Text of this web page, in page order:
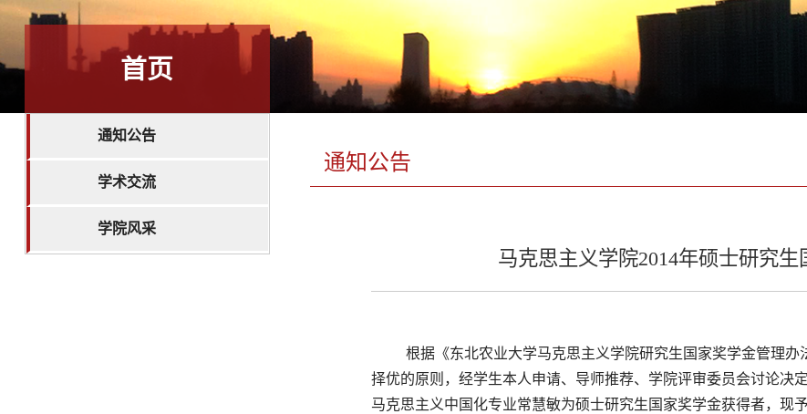
首页
通知公告
学术交流
学院风采
通知公告
马克思主义学院2014年硕士研究
根据《东北农业大学马克思主义学院研究生国家奖学金管理办
择优的原则，经学生本人申请、导师推荐、学院评审委员会讨论决
马克思主义中国化专业常慧敏为硕士研究生国家奖学金获得者，现